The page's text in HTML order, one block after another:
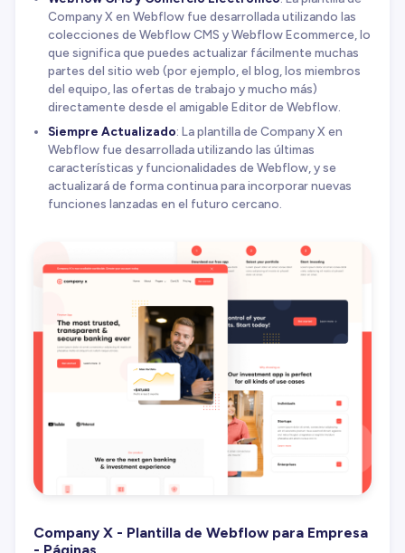
Company X en Webflow fue desarrollada utilizando las
colecciones de Webflow CMS y Webflow Ecommerce, lo
que significa que puedes actualizar fácilmente muchas
partes del sitio web (por ejemplo, el blog, los miembros
del equipo, las ofertas de trabajo y mucho más)
directamente desde el amigable Editor de Webflow.
Siempre Actualizado: La plantilla de Company X en
Webflow fue desarrollada utilizando las últimas
características y funcionalidades de Webflow, y se
actualizará de forma continua para incorporar nuevas
funciones lanzadas en el futuro cercano.
Company X - Plantilla de Webflow para Empresa